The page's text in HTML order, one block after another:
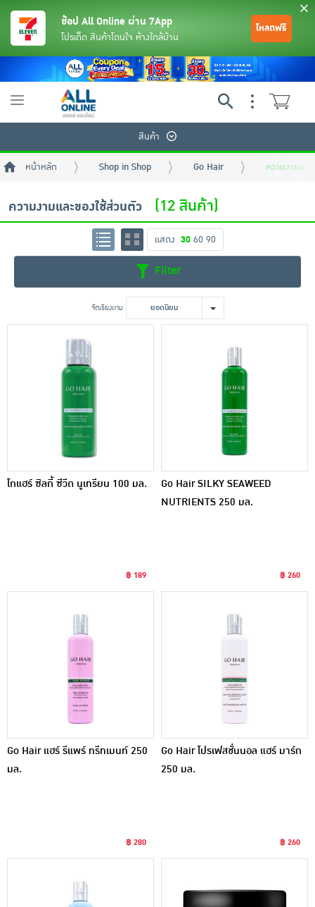
ขนมขบเคี้ยว และช็อคโกแลต
อาหารสด ผัก ผลไม้และเบเกอรี่
ช้อป All Online ผ่าน 7App
โปรเด็ด สินค้าโดนใจ ห้างใกล้บ้าน
โหลดฟรี
Toggle
สินค้า
หน้าหลัก Shop in Shop Go Hair ความงามแล
ความงามและของใช้ส่วนตัว (12 สินค้า)
แสดง 30 60 90
Filter
จัดเรียงตาม ยอดนิยม
โกแฮร์ ซิลกี้ ซีวีด นูเทรียน 100 มล.
฿ 189
Go Hair SILKY SEAWEED
NUTRIENTS 250 มล.
฿ 260
Go Hair แฮร์ รีแพร์ ทรีทเมนท์ 250
มล.
฿ 280
Go Hair โปรเฟสชั่นนอล แฮร์ มาร์ก
250 มล.
฿ 260